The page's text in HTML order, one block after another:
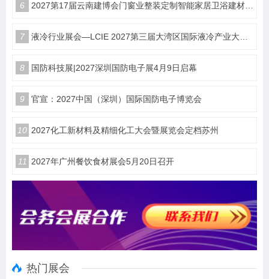
6 2027第17届云南建博会门窗业整装定制智能家居卫浴建材展会
7 液冷行业展会—LCIE 2027第三届大湾区国际液冷产业大会暨展览会（深圳）
8 国防科技展|2027深圳国防电子展4月9日启幕
9 官宣：2027中国（深圳）国际国防电子博览会
10 2027化工新材料及精细化工大会暨展览会定档苏州
11 2027年广州餐饮食材展会5月20日召开
热门展会